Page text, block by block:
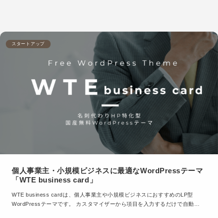
スタートアップ
個人事業主・小規模ビジネスに最適なWordPressテーマ
「WTE business card」
WTE business cardは、個人事業主や小規模ビジネスにおすすめのLP型
WordPressテーマです。 カスタマイザーから項目を入力するだけで自動…